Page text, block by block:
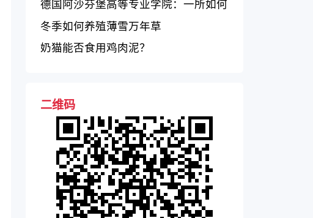
教育质量与幼儿教师培养情况
德国阿沙芬堡高等专业学院：一所如何
评价的学院？
冬季如何养殖薄雪万年草
奶猫能否食用鸡肉泥？
二维码